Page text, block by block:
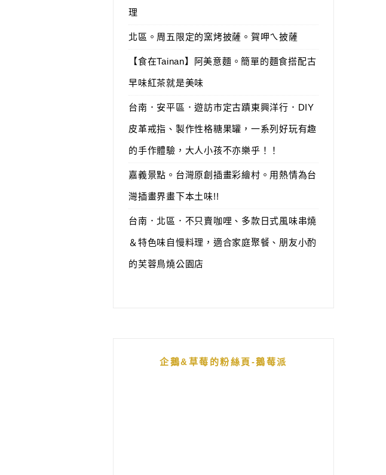
理
北區。周五限定的窯烤披薩。賀呷ㄟ披薩
【食在Tainan】阿美意麵。簡單的麵食搭配古
早味紅茶就是美味
台南．安平區．遊訪市定古蹟東興洋行．DIY
皮革戒指、製作性格糖果罐，一系列好玩有趣
的手作體驗，大人小孩不亦樂乎！！
嘉義景點。台灣原創插畫彩繪村。用熱情為台
灣插畫界畫下本土味!!
台南．北區．不只賣咖哩、多款日式風味串燒
＆特色味自慢料理，適合家庭聚餐、朋友小酌
的芙蓉鳥燒公園店
企鵝&草莓的粉絲頁-鵝莓派